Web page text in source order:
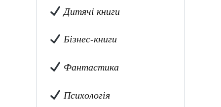
Дитячі книги
Бізнес-книги
Фантастика
Психологія